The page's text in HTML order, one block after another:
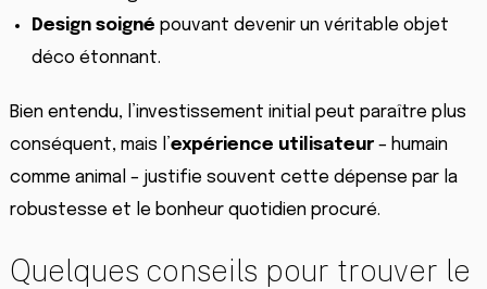
Design soigné pouvant devenir un véritable objet
déco étonnant.
Bien entendu, l’investissement initial peut paraître plus
conséquent, mais l’expérience utilisateur– humain
comme animal – justifie souvent cette dépense par la
robustesse et le bonheur quotidien procuré.
Quelques conseils pour trouver le